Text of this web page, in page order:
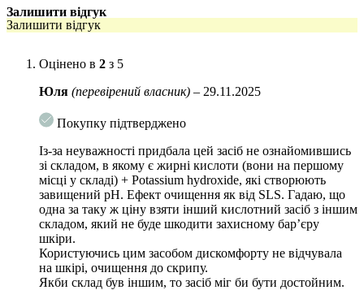
Показання:
Закриті комедони
Відкриті комедони
Акне
Активні компоненти:
Саліцилова кислота (BHA) має протизапальні, очищуючі,
омолоджуючі і відбілюючі властивості. Зменшує запальний
процес за рахунок ефективної боротьби з бактеріями,
запобігає появі прищів, прискорює загоєння дрібних ран.
Екстракт листя чайного дерева має антибактеріальну і
антисептичну дію, бореться з патогенною мікрофлорою на
поверхні шкіри, запобігаючи їх розмноженню і виникненню
запальних реакцій, очищає шкіру від комедонов, акне,
знижує вироблення шкірного жиру і закупорку пор
Залишити відгук
Залишити відгук
Оцінено в 2 з 5
Юля (перевірений власник) – 29.11.2025
Покупку підтверджено
Із-за неуважності придбала цей засіб не ознайомившись
зі складом, в якому є жирні кислоти (вони на першому
місці у складі) + Potassium hydroxide, які створюють
завищений рН. Ефект очищення як від SLS. Гадаю, що
одна за таку ж ціну взяти інший кислотний засіб з іншим
складом, який не буде шкодити захисному бар’єру
шкіри.
Користуючись цим засобом дискомфорту не відчувала
на шкірі, очищення до скрипу.
Якби склад був іншим, то засіб міг би бути достойним.